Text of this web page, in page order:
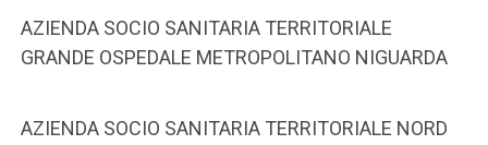
AZIENDA SOCIO SANITARIA TERRITORIALE
GRANDE OSPEDALE METROPOLITANO NIGUARDA
AZIENDA SOCIO SANITARIA TERRITORIALE NORD